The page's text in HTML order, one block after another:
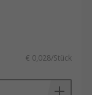
€ 0,028/Stück